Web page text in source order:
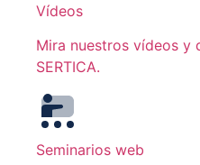
Vídeos
Mira nuestros vídeos y
SERTICA.
Seminarios web